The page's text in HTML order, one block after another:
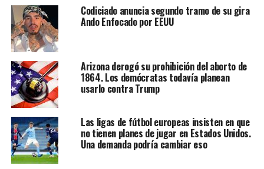
Codiciado anuncia segundo tramo de su gira
Ando Enfocado por EEUU
Arizona derogó su prohibición del aborto de
1864. Los demócratas todavía planean
usarlo contra Trump
Las ligas de fútbol europeas insisten en que
no tienen planes de jugar en Estados Unidos.
Una demanda podría cambiar eso